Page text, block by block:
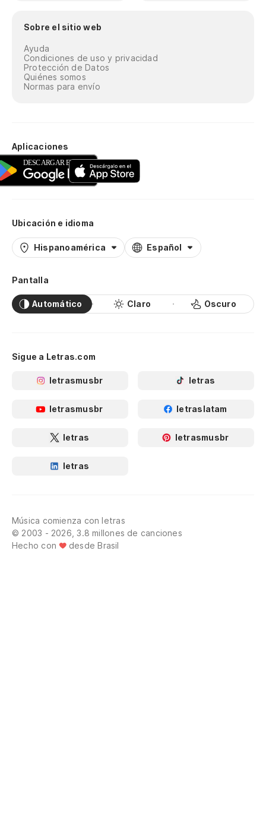
Sobre el sitio web
Ayuda
Condiciones de uso y privacidad
Protección de Datos
Quiénes somos
Normas para envío
Aplicaciones
Ubicación e idioma
Hispanoamérica Español
Pantalla
Automático Claro Oscuro
Sigue a Letras.com
letrasmusbr letras
letrasmusbr letraslatam
letras letrasmusbr
letras
Música comienza con letras
© 2003 - 2026, 3.8 millones de canciones
Hecho con
desde Brasil